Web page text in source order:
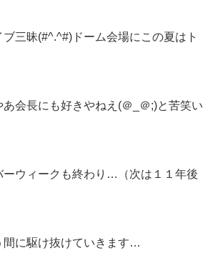
三昧(#^.^#)ドーム会場にこの夏はト
会長にも好きやねえ(＠_＠;)と苦笑い
ーウィークも終わり…（次は１１年後
間に駆け抜けていきます…